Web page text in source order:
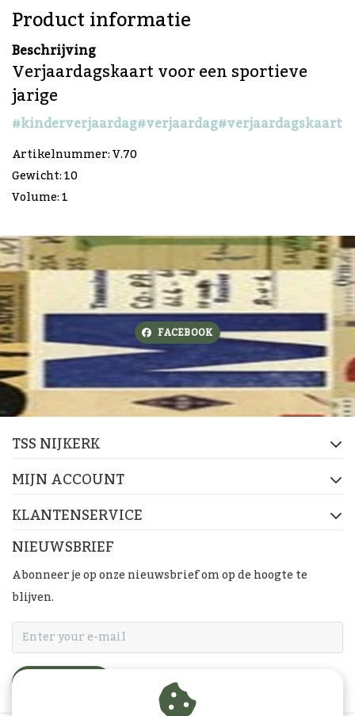
Product informatie
Beschrijving
Verjaardagskaart voor een sportieve
jarige
#kinderverjaardag#verjaardag#verjaardagskaart
Artikelnummer: V.70
Gewicht: 10
Volume: 1
FACEBOOK
TSS NIJKERK
MIJN ACCOUNT
KLANTENSERVICE
NIEUWSBRIEF
Abonneer je op onze nieuwsbrief om op de hoogte te
blijven.